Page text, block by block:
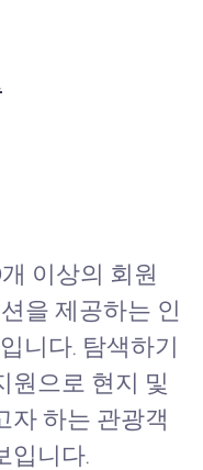
이상의 회원
을 제공하는 인
니다. 탐색하기
원으로 현지 및
자 하는 관광객
입니다.